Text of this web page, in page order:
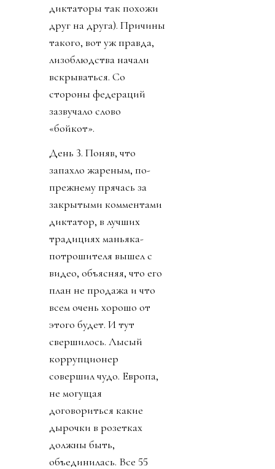
диктаторы так похожи
друг на друга). Причины
такого, вот уж правда,
лизоблюдства начали
вскрываться. Со
стороны федераций
зазвучало слово
«бойкот».
День 3. Поняв, что
запахло жареным, по-
прежнему прячась за
закрытыми комментами
диктатор, в лучших
традициях маньяка-
потрошителя вышел с
видео, объясняя, что его
план не продажа и что
всем очень хорошо от
этого будет. И тут
свершилось. Лысый
коррупционер
совершил чудо. Европа,
не могущая
договориться какие
дырочки в розетках
должны быть,
объединилась. Все 55